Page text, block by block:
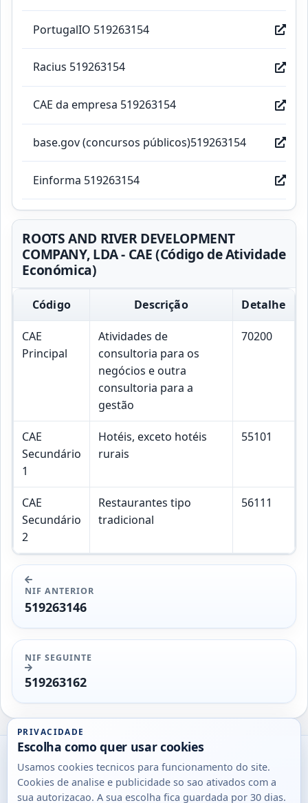
PortugalIO 519263154
Racius 519263154
CAE da empresa 519263154
base.gov (concursos públicos)519263154
Einforma 519263154
ROOTS AND RIVER DEVELOPMENT
COMPANY, LDA - CAE (Código de Atividade
Económica)
Código Descrição Detalhe
CAE
Principal
Atividades de
consultoria para os
negócios e outra
consultoria para a
gestão
70200
CAE
Secundário
1
Hotéis, exceto hotéis
rurais
55101
CAE
Secundário
2
Restaurantes tipo
tradicional
56111
NIF ANTERIOR
519263146
NIF SEGUINTE
519263162
Utils
DB
Consultas
PRIVACIDADE
Escolha como quer usar cookies
Usamos cookies tecnicos para funcionamento do site.
Cookies de analise e publicidade so sao ativados com a
sua autorizacao. A sua escolha fica guardada por 30 dias.